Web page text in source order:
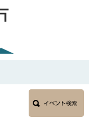
イベント検索